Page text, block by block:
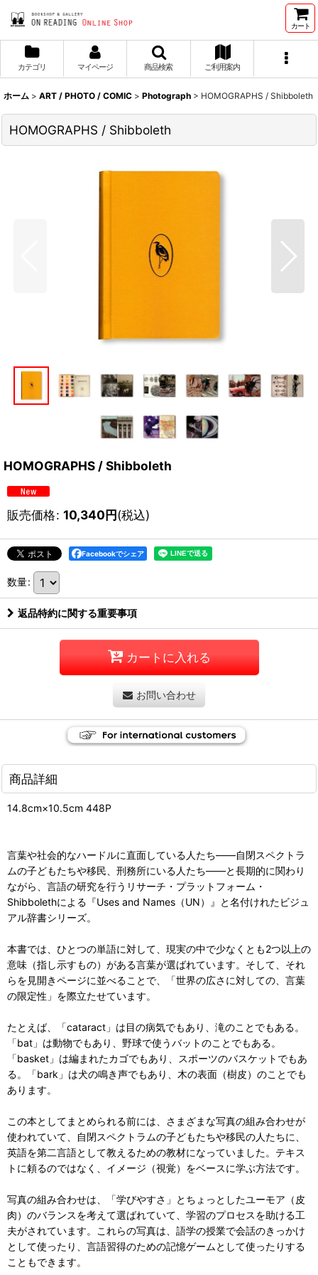
カート
カテゴリ マイページ 商品検索 ご利用案内
ホーム > ART / PHOTO / COMIC > Photograph > HOMOGRAPHS / Shibboleth
HOMOGRAPHS / Shibboleth
HOMOGRAPHS / Shibboleth
販売価格: 10,340円(税込)
Facebookでシェア
数量:
返品特約に関する重要事項
カートに入れる
お問い合わせ
商品詳細
14.8cm×10.5cm 448P
言葉や社会的なハードルに直面している人たち——自閉スペクトラ
ムの子どもたちや移民、刑務所にいる人たち——と長期的に関わり
ながら、言語の研究を行うリサーチ・プラットフォーム・
Shibbolethによる『Uses and Names（UN）』と名付けれたビジュ
アル辞書シリーズ。
本書では、ひとつの単語に対して、現実の中で少なくとも2つ以上の
意味（指し示すもの）がある言葉が選ばれています。そして、それ
らを見開きページに並べることで、「世界の広さに対しての、言葉
の限定性」を際立たせています。
たとえば、「cataract」は目の病気でもあり、滝のことでもある。
「bat」は動物でもあり、野球で使うバットのことでもある。
「basket」は編まれたカゴでもあり、スポーツのバスケットでもあ
る。「bark」は犬の鳴き声でもあり、木の表面（樹皮）のことでも
あります。
この本としてまとめられる前には、さまざまな写真の組み合わせが
使われていて、自閉スペクトラムの子どもたちや移民の人たちに、
英語を第二言語として教えるための教材になっていました。テキス
トに頼るのではなく、イメージ（視覚）をベースに学ぶ方法です。
写真の組み合わせは、「学びやすさ」とちょっとしたユーモア（皮
肉）のバランスを考えて選ばれていて、学習のプロセスを助ける工
夫がされています。これらの写真は、語学の授業で会話のきっかけ
として使ったり、言語習得のための記憶ゲームとして使ったりする
こともできます。